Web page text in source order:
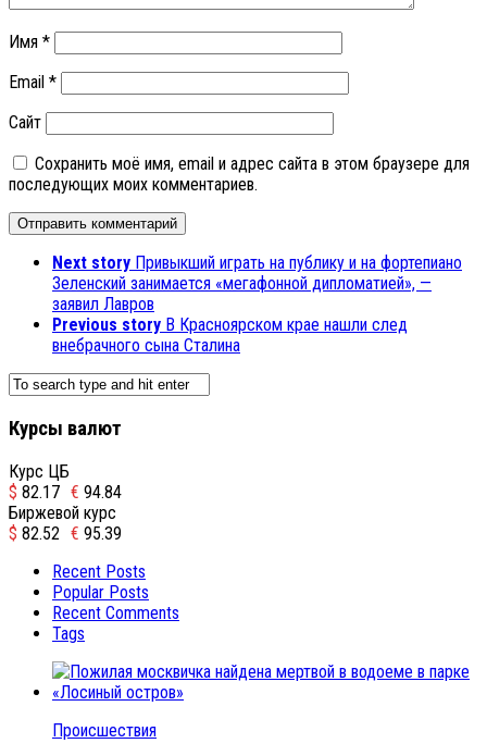
Имя *
Email *
Сайт
Сохранить моё имя, email и адрес сайта в этом браузере для
последующих моих комментариев.
Next story Привыкший играть на публику и на фортепиано
Зеленский занимается «мегафонной дипломатией», —
заявил Лавров
Previous story В Красноярском крае нашли след
внебрачного сына Сталина
Курсы валют
Курс ЦБ
$ 82.17 € 94.84
Биржевой курс
$ 82.52 € 95.39
Recent Posts
Popular Posts
Recent Comments
Tags
Происшествия